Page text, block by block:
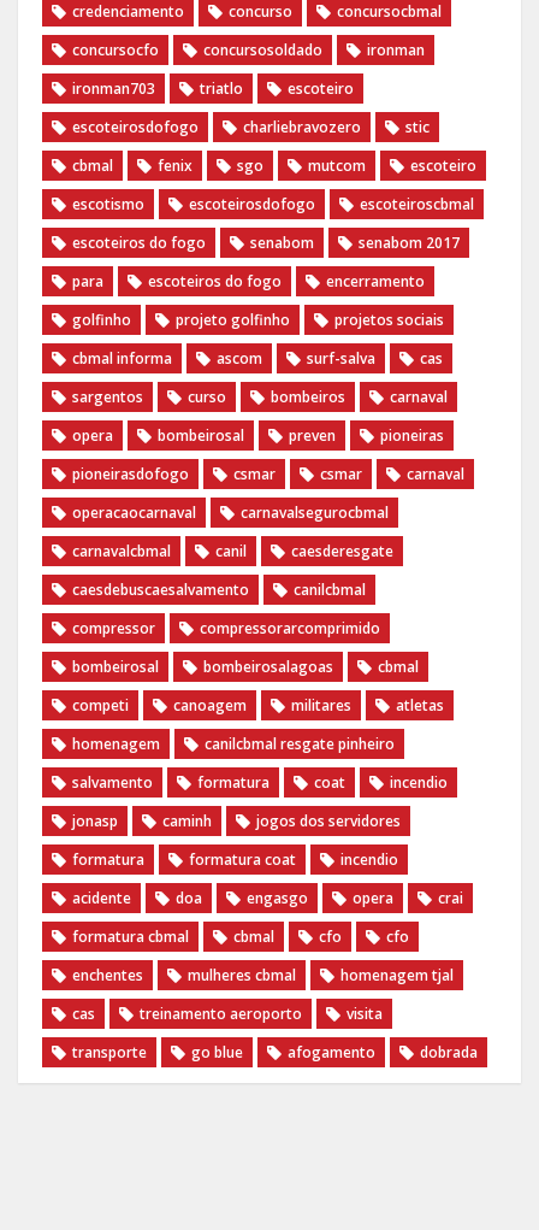
credenciamento
concurso
concursocbmal
concursocfo
concursosoldado
ironman
ironman703
triatlo
escoteiro
escoteirosdofogo
charliebravozero
stic
cbmal
fenix sgo mutcom
escoteiro
escotismo
escoteirosdofogo
escoteiroscbmal
escoteiros do fogo
senabom
senabom 2017
para
escoteiros do fogo
encerramento
golfinho
projeto golfinho
projetos sociais
cbmal informa
ascom surf-salva
cas
sargentos
curso bombeiros
carnaval
opera
bombeirosal preven
pioneiras
pioneirasdofogo
csmar csmar
carnaval
operacaocarnaval
carnavalsegurocbmal
carnavalcbmal
canil
caesderesgate
caesdebuscaesalvamento
canilcbmal
compressor
compressorarcomprimido
bombeirosal
bombeirosalagoas
cbmal
competi
canoagem militares
atletas
homenagem
canilcbmal resgate pinheiro
salvamento
formatura coat
incendio
jonasp
caminh
jogos dos servidores
formatura
formatura coat
incendio
acidente
doa engasgo opera
crai
formatura cbmal
cbmal cfo
cfo
enchentes
mulheres cbmal
homenagem tjal
cas
treinamento aeroporto
visita
transporte
go blue afogamento dobrada